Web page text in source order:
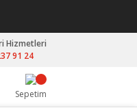
Hizmetleri
91 24
Sepetim